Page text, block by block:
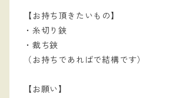
【お持ち頂きたいもの】
・糸切り鋏
・裁ち鋏
（お持ちであればで結構です）
【お願い】